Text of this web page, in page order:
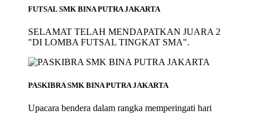
FUTSAL SMK BINA PUTRA JAKARTA
SELAMAT TELAH MENDAPATKAN JUARA 2
"DI LOMBA FUTSAL TINGKAT SMA".
PASKIBRA SMK BINA PUTRA JAKARTA
Upacara bendera dalam rangka memperingati hari